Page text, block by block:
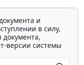
и
в силу,
версии системы